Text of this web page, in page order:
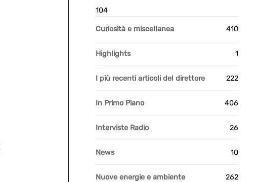
104
Curiosità e miscellanea 410
Highlights 1
I più recenti articoli del direttore 222
In Primo Piano 406
Interviste Radio 26
News 10
Nuove energie e ambiente 262